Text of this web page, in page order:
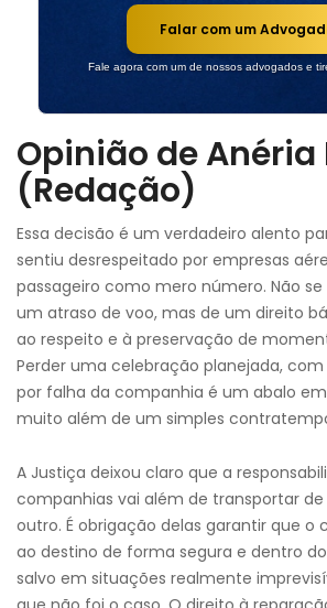
Falar com um
Fale agora com um de nossos advogados e
Opinião de Anéria
(Redação)
Essa decisão é um verdadeiro alento
sentiu desrespeitado por empresas
passageiro como mero número. Não
um atraso de voo, mas de um direito
ao respeito e à preservação de
Perder uma celebração planejada, com
por falha da companhia é um abalo
muito além de um simples
A Justiça deixou claro que a
companhias vai além de transportar
outro. É obrigação delas garantir que o
ao destino de forma segura e dentro
salvo em situações realmente